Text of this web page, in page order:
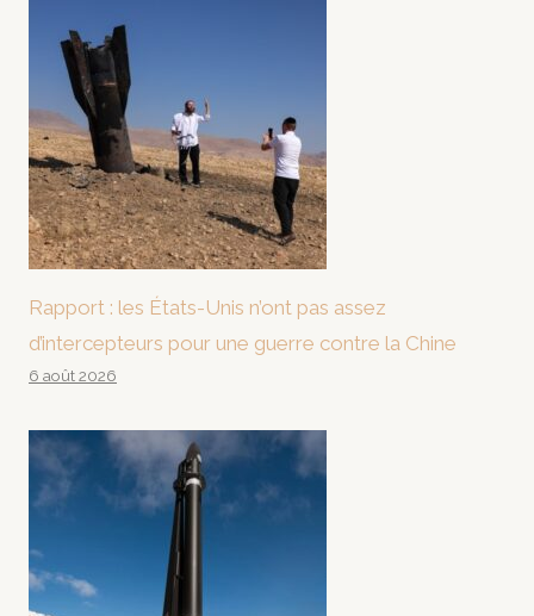
Rapport : les États-Unis n’ont pas assez
d’intercepteurs pour une guerre contre la Chine
6 août 2026